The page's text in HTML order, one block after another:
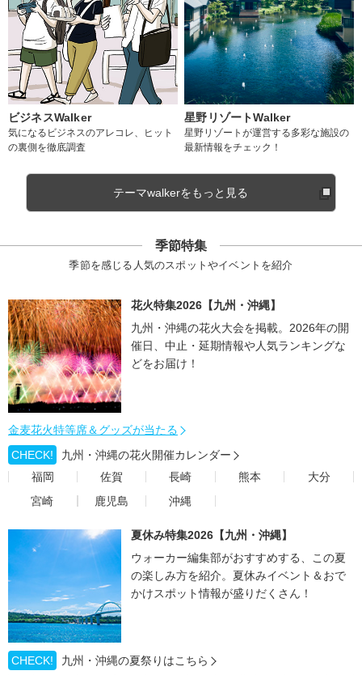
ビジネスWalker
気になるビジネスのアレコレ、ヒット
の裏側を徹底調査
星野リゾートWalker
星野リゾートが運営する多彩な施設の
最新情報をチェック！
テーマwalkerをもっと見る
季節特集
季節を感じる人気のスポットやイベントを紹介
花火特集2026【九州・沖縄】
九州・沖縄の花火大会を掲載。2026年の開
催日、中止・延期情報や人気ランキングな
どをお届け！
金麦花火特等席＆グッズが当たる
CHECK!
九州・沖縄の花火開催カレンダー
福岡
佐賀 長崎 熊本
大分
宮崎
鹿児島 沖縄
夏休み特集2026【九州・沖縄】
ウォーカー編集部がおすすめする、この夏
の楽しみ方を紹介。夏休みイベント＆おで
かけスポット情報が盛りだくさん！
CHECK!
九州・沖縄の夏祭りはこちら